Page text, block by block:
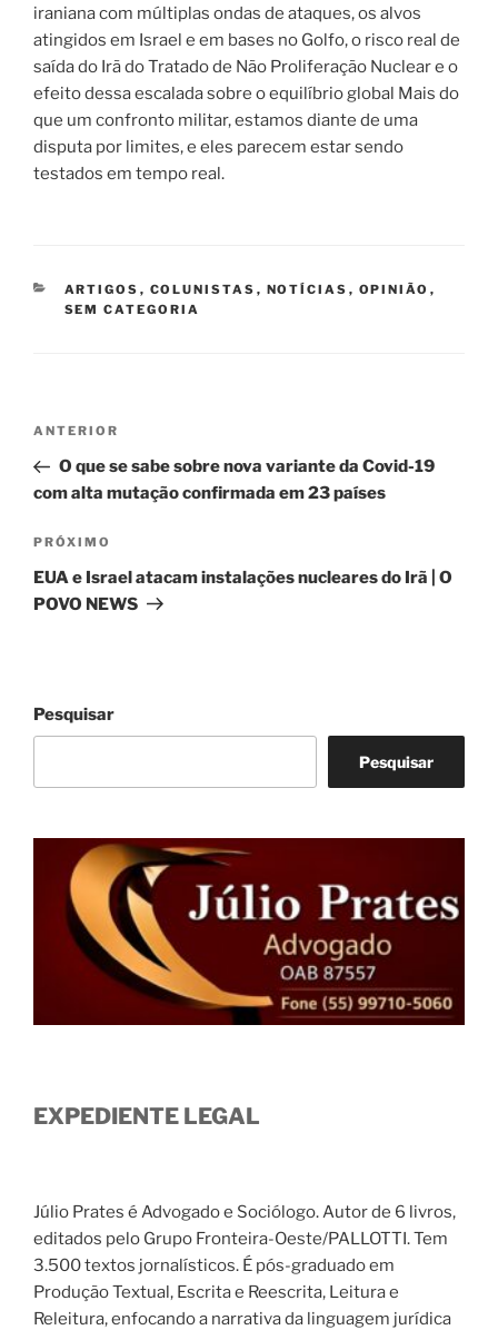
iraniana com múltiplas ondas de ataques, os alvos
atingidos em Israel e em bases no Golfo, o risco real de
saída do Irã do Tratado de Não Proliferação Nuclear e o
efeito dessa escalada sobre o equilíbrio global Mais do
que um confronto militar, estamos diante de uma
disputa por limites, e eles parecem estar sendo
testados em tempo real.
CATEGORIAS
ARTIGOS , COLUNISTAS , NOTÍCIAS , OPINIÃO ,
SEM CATEGORIA
Navegação
Post
Post
anterior
ANTERIOR
O que se sabe sobre nova variante da Covid-19
com alta mutação confirmada em 23 países
Próximo
post
PRÓXIMO
EUA e Israel atacam instalações nucleares do Irã | O
POVO NEWS
Pesquisar
Pesquisar
EXPEDIENTE LEGAL
Júlio Prates é Advogado e Sociólogo. Autor de 6 livros,
editados pelo Grupo Fronteira-Oeste/PALLOTTI. Tem
3.500 textos jornalísticos. É pós-graduado em
Produção Textual, Escrita e Reescrita, Leitura e
Releitura, enfocando a narrativa da linguagem jurídica